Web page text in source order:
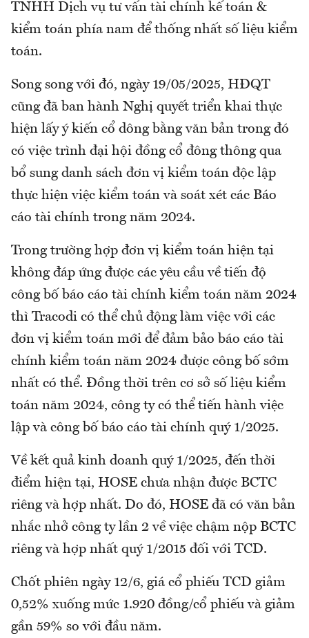
TNHH Dịch vụ tư vấn tài chính kế toán &
kiểm toán phía nam để thống nhất số liệu kiểm
toán.
Song song với đó, ngày 19/05/2025, HĐQT
cũng đã ban hành Nghị quyết triển khai thực
hiện lấy ý kiến cổ dông bằng văn bản trong đó
có việc trình đại hội đồng cổ đông thông qua
bổ sung danh sách đơn vị kiểm toán độc lập
thực hiện việc kiểm toán và soát xét các Báo
cáo tài chính trong năm 2024.
Trong trường hợp đơn vị kiểm toán hiện tại
không đáp ứng được các yêu cầu về tiến độ
công bố báo cáo tài chính kiểm toán năm 2024
thì Tracodi có thể chủ động làm việc với các
đơn vị kiểm toán mới để đảm bảo báo cáo tài
chính kiểm toán năm 2024 được công bố sớm
nhất có thể. Đồng thời trên cơ sở số liệu kiểm
toán năm 2024, công ty có thể tiến hành việc
lập và công bố báo cáo tài chính quý 1/2025.
Về kết quả kinh doanh quý 1/2025, đến thời
điểm hiện tại, HOSE chưa nhận được BCTC
riêng và hợp nhất. Do đó, HOSE đã có văn bản
nhắc nhở công ty lần 2 về việc chậm nộp BCTC
riêng và hợp nhất quý 1/2015 đối với TCD.
Chốt phiên ngày 12/6, giá cổ phiếu TCD giảm
0,52% xuống mức 1.920 đồng/cổ phiếu và giảm
gần 59% so với đầu năm.